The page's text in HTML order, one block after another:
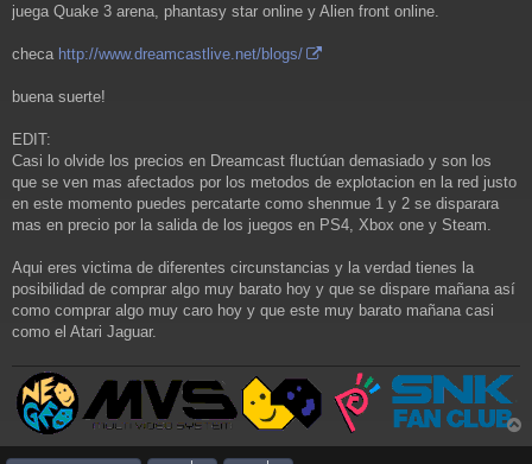
juega Quake 3 arena, phantasy star online y Alien front online.
checa http://www.dreamcastlive.net/blogs/
buena suerte!
EDIT:
Casi lo olvide los precios en Dreamcast fluctúan demasiado y son los
que se ven mas afectados por los metodos de explotacion en la red justo
en este momento puedes percatarte como shenmue 1 y 2 se disparara
mas en precio por la salida de los juegos en PS4, Xbox one y Steam.
Aqui eres victima de diferentes circunstancias y la verdad tienes la
posibilidad de comprar algo muy barato hoy y que se dispare mañana así
como comprar algo muy caro hoy y que este muy barato mañana casi
como el Atari Jaguar.
r